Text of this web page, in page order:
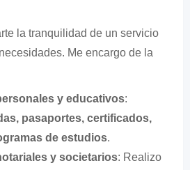
la tranquilidad de un servicio
Me encargo de la
y educativos:
pasaportes, certificados,
de estudios.
y societarios: Realizo